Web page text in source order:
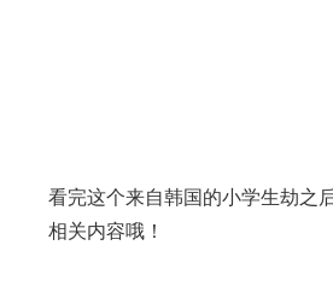
看完这个来自韩国的小学生劫之
相关内容哦！